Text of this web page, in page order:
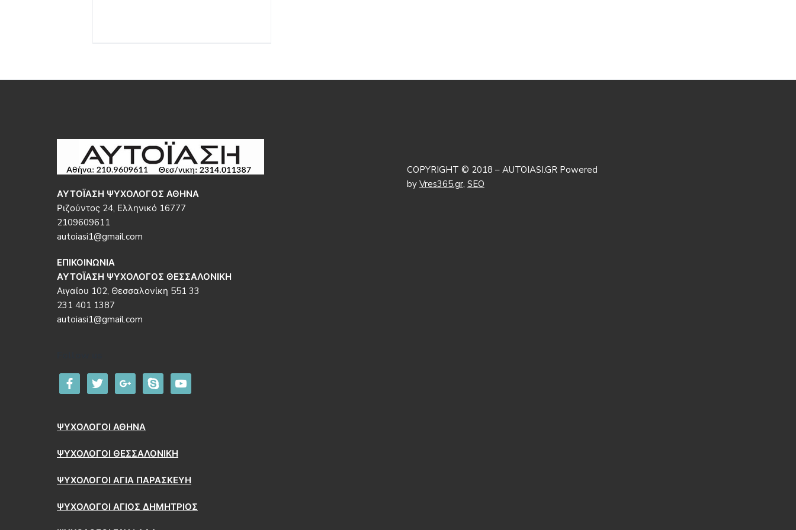
ΑΥΤΟΪΑΣΗ ΨΥΧΟΛΟΓΟΣ ΑΘΗΝΑ
Ριζούντος 24, Ελληνικό 16777
2109609611
autoiasi1@gmail.com
ΕΠΙΚΟΙΝΩΝΙΑ
ΑΥΤΟΪΑΣΗ ΨΥΧΟΛΟΓΟΣ ΘΕΣΣΑΛΟΝΙΚΗ
Αιγαίου 102, Θεσσαλονίκη 551 33
231 401 1387
autoiasi1@gmail.com
facebooktwitter google skype youtube
ΨΥΧΟΛΟΓΟΙ ΑΘΗΝΑ
ΨΥΧΟΛΟΓΟΙ ΘΕΣΣΑΛΟΝΙΚΗ
ΨΥΧΟΛΟΓΟΙ ΑΓΙΑ ΠΑΡΑΣΚΕΥΗ
ΨΥΧΟΛΟΓΟΙ ΑΓΙΟΣ ΔΗΜΗΤΡΙΟΣ
COPYRIGHT © 2018 – AUTOIASI.GR Powered
by Vres365.gr, SEO